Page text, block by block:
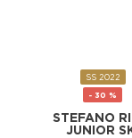
SS 2022
- 30 %
STEFANO
JUNIOR